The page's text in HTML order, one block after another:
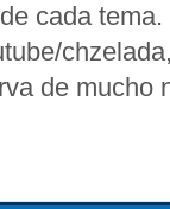
cada
de mucho